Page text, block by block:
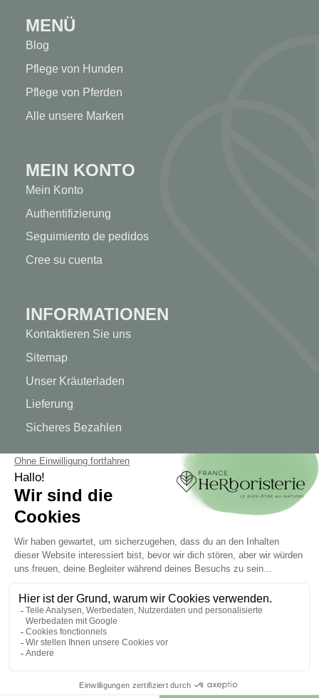
MENÜ
Blog
Pflege von Hunden
Pflege von Pferden
Alle unsere Marken
MEIN KONTO
Mein Konto
Authentifizierung
Seguimiento de pedidos
Cree su cuenta
INFORMATIONEN
Kontaktieren Sie uns
Sitemap
Unser Kräuterladen
Lieferung
Sicheres Bezahlen
RECHTLICHE HINWEISE
Rechtliche Hinweise
Allgemeine Geschäftsbedingungen
© 2026 - FrankreichHerboristry. Web Design von